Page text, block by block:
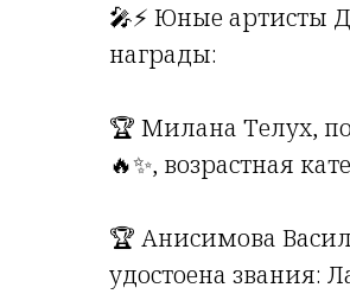
🎤⚡️ Юные артисты
награды:
🏆 Милана Телух,
🔥✨, возрастная
🏆 Анисимова
удостоена звания: